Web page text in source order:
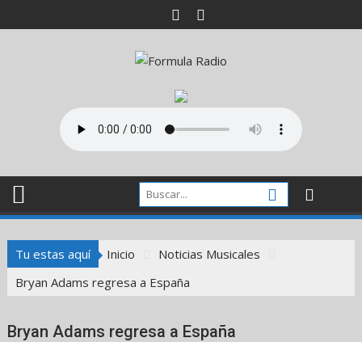
al
Tu estas aquí Inicio
Noticias Musicales
Bryan Adams regresa a España
Bryan Adams regresa a España